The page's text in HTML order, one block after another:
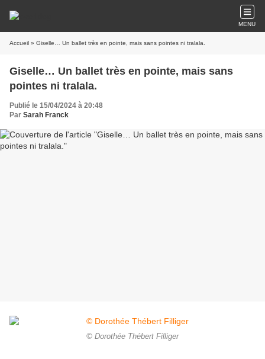
MENU
Accueil » Giselle… Un ballet très en pointe, mais sans pointes ni tralala.
Giselle… Un ballet très en pointe, mais sans
pointes ni tralala.
Publié le 15/04/2024 à 20:48
Par Sarah Franck
© Dorothée Thébert Filliger